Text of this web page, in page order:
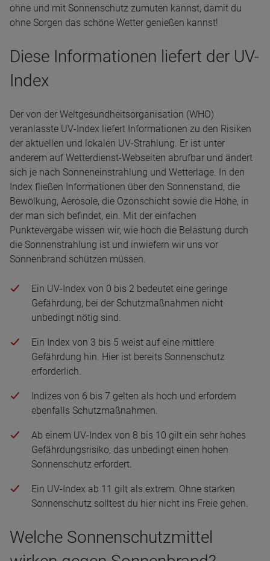
ohne und mit Sonnenschutz zumuten kannst, damit du
ohne Sorgen das schöne Wetter genießen kannst!
Diese Informationen liefert der UV-
Index
Der von der Weltgesundheitsorganisation (WHO)
veranlasste UV-Index liefert Informationen zu den Risiken
der aktuellen und lokalen UV-Strahlung. Er ist unter
anderem auf Wetterdienst-Webseiten abrufbar und ändert
sich je nach Sonneneinstrahlung und Wetterlage. In den
Index fließen Informationen über den Sonnenstand, die
Bewölkung, Aerosole, die Ozonschicht sowie die Höhe, in
der man sich befindet, ein. Mit der einfachen
Punktevergabe wissen wir, wie hoch die Belastung durch
die Sonnenstrahlung ist und inwiefern wir uns vor
Sonnenbrand schützen müssen.
Ein UV-Index von 0 bis 2 bedeutet eine geringe
Gefährdung, bei der Schutzmaßnahmen nicht
unbedingt nötig sind.
Ein Index von 3 bis 5 weist auf eine mittlere
Gefährdung hin. Hier ist bereits Sonnenschutz
erforderlich.
Indizes von 6 bis 7 gelten als hoch und erfordern
ebenfalls Schutzmaßnahmen.
Ab einem UV-Index von 8 bis 10 gilt ein sehr hohes
Gefährdungsrisiko, das unbedingt einen hohen
Sonnenschutz erfordert.
Ein UV-Index ab 11 gilt als extrem. Ohne starken
Sonnenschutz solltest du hier nicht ins Freie gehen.
Welche Sonnenschutzmittel